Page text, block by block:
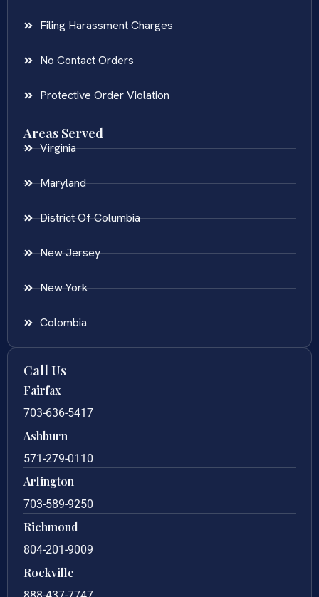
Filing Harassment Charges
No Contact Orders
Protective Order Violation
Areas Served
Virginia
Maryland
District Of Columbia
New Jersey
New York
Colombia
Call Us
Fairfax
703-636-5417
Ashburn
571-279-0110
Arlington
703-589-9250
Richmond
804-201-9009
Rockville